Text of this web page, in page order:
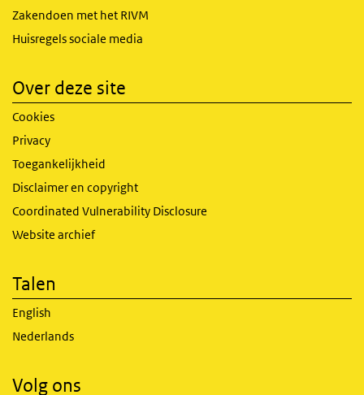
Zakendoen met het RIVM
Huisregels sociale media
Over deze site
Cookies
Privacy
Toegankelijkheid
Disclaimer en copyright
Coordinated Vulnerability Disclosure
Website archief
Talen
English
Nederlands
Volg ons